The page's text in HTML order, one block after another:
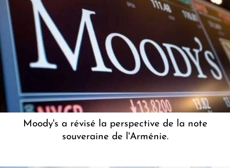
Moody's a révisé la perspective de la note
souveraine de l'Arménie.